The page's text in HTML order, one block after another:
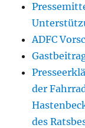
ADFC
der
des